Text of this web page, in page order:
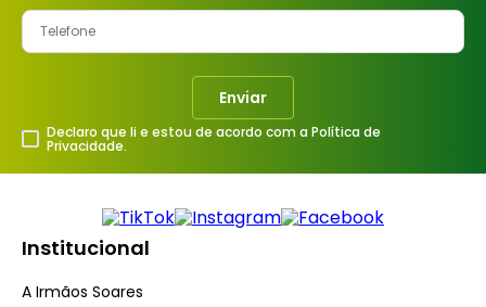
Enviar
Declaro que li e estou de acordo com a Política de
Privacidade.
Institucional
A Irmãos Soares